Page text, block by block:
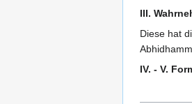
III.
Diese hat
IV. - V.